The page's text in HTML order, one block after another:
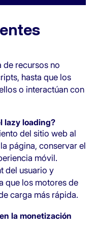
de recursos no
hasta que los
o interactúan con
lazy loading?
del sitio web al
página, conservar el
móvil.
del usuario y
que los motores de
carga más rápida.
la monetización